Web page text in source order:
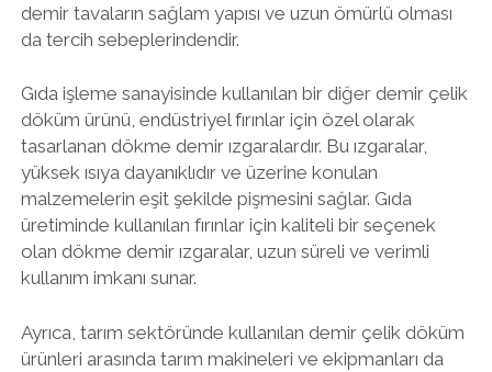
demir tavaların sağlam yapısı ve uzun ömürlü olması
da tercih sebeplerindendir.
Gıda işleme sanayisinde kullanılan bir diğer demir çelik
döküm ürünü, endüstriyel fırınlar için özel olarak
tasarlanan dökme demir ızgaralardır. Bu ızgaralar,
yüksek ısıya dayanıklıdır ve üzerine konulan
malzemelerin eşit şekilde pişmesini sağlar. Gıda
üretiminde kullanılan fırınlar için kaliteli bir seçenek
olan dökme demir ızgaralar, uzun süreli ve verimli
kullanım imkanı sunar.
Ayrıca, tarım sektöründe kullanılan demir çelik döküm
ürünleri arasında tarım makineleri ve ekipmanları da